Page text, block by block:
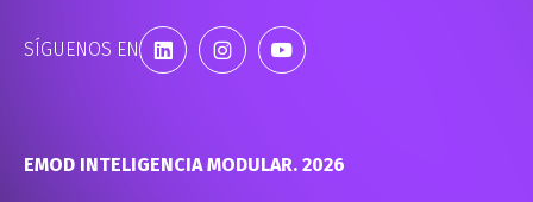
SÍGUENOS EN
EMOD INTELIGENCIA MODULAR. 2026